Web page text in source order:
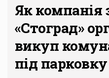
Як компанія
«Стоград»
викуп
під парковку